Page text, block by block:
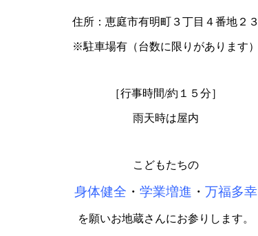
住所：恵庭市有明町３丁目４番地２３
※駐車場有（台数に限りがあります）
［行事時間/約１５分］
雨天時は屋内
こどもたちの
身体健全 ・学業増進 ・万福多幸
を願いお地蔵さんにお参りします。